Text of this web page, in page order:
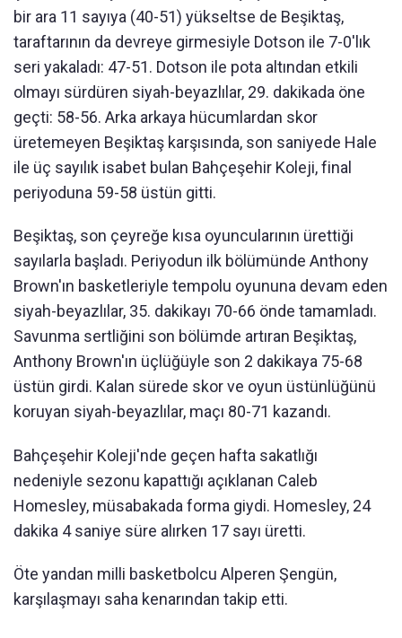
bir ara 11 sayıya (40-51) yükseltse de Beşiktaş,
taraftarının da devreye girmesiyle Dotson ile 7-0'lık
seri yakaladı: 47-51. Dotson ile pota altından etkili
olmayı sürdüren siyah-beyazlılar, 29. dakikada öne
geçti: 58-56. Arka arkaya hücumlardan skor
üretemeyen Beşiktaş karşısında, son saniyede Hale
ile üç sayılık isabet bulan Bahçeşehir Koleji, final
periyoduna 59-58 üstün gitti.
Beşiktaş, son çeyreğe kısa oyuncularının ürettiği
sayılarla başladı. Periyodun ilk bölümünde Anthony
Brown'ın basketleriyle tempolu oyununa devam eden
siyah-beyazlılar, 35. dakikayı 70-66 önde tamamladı.
Savunma sertliğini son bölümde artıran Beşiktaş,
Anthony Brown'ın üçlüğüyle son 2 dakikaya 75-68
üstün girdi. Kalan sürede skor ve oyun üstünlüğünü
koruyan siyah-beyazlılar, maçı 80-71 kazandı.
Bahçeşehir Koleji'nde geçen hafta sakatlığı
nedeniyle sezonu kapattığı açıklanan Caleb
Homesley, müsabakada forma giydi. Homesley, 24
dakika 4 saniye süre alırken 17 sayı üretti.
Öte yandan milli basketbolcu Alperen Şengün,
karşılaşmayı saha kenarından takip etti.